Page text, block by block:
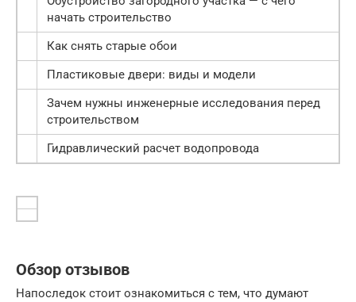
начать строительство
Как снять старые обои
Пластиковые двери: виды и модели
Зачем нужны инженерные исследования перед
строительством
Гидравлический расчет водопровода
Обзор отзывов
Напоследок стоит ознакомиться с тем, что думают